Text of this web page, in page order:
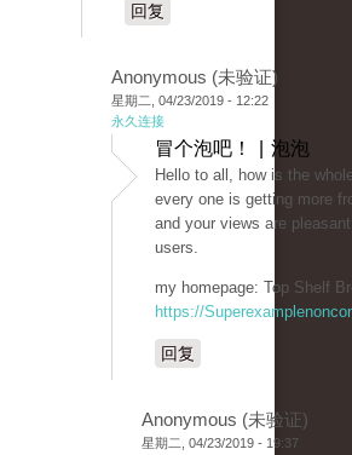
回复
Anonymous (未验证)
星期二, 04/23/2019 - 12:22
永久连接
冒个泡吧！ | 泡泡
Hello to all, how is the
every one is getting more
and your views are
users.
my homepage: Top Shelf
https://
回复
Anonymous (未验证)
星期二, 04/23/2019 - 19:37